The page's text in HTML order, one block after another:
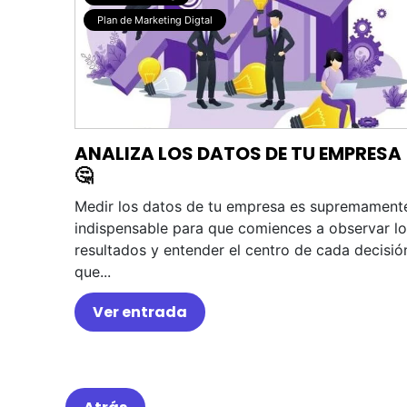
Plan de Marketing Digtal
ANALIZA LOS DATOS DE TU EMPRESA
🤔
Medir los datos de tu empresa es
indispensable para que comiences a observar
resultados y entender el centro de cada
que...
Ver entrada